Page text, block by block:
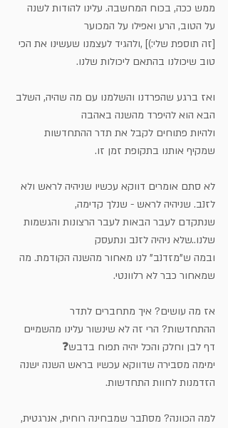
ממש ככה, בכוח המחשבה. עלינו להודות לשנה
על הטוב, הרע ואפילו על המכוער
[זה תוספת שלי:)] ,ולהגיד לעצמנו שעשינו את הכי
טוב שיכולנו בהתאם ליכולות שלנו.
ואז ברגע שהפרדנו והשלמנו עם מה שהיה, השלב
הבא הוא להיפרד מהשנה באהבה
ולהיות פתוחים לקבל את תדר ההתחדשות
שמקיף אותנו בתקופת זמן זו.
לא סתם אומרים דווקא עכשיו שניהיה לראש ולא
לזנב. שניהיה לראש - שנלך קדימה,
שנתקדם לעבר הבאות לעבר הרצונות והגשמות
שלנו..שלא ניהיה לזנב ונתעסק
ובמה ש"מזדנב" לנו מאחור מהשנה הקודמת. מה
שמאחור כבר לא רלוונטי.
אז מה עושים? איך מתחברים לתדר
ההתחדשות? הרי זה לא שינשור עלינו מהשמיים
דף לבן וחלק והכל יהיה תפוח בדבש❓
ימימה מסבירה שדווקא עכשיו בראש השנה ישנה
הזדמנות לחוות התחדשות.
למה הכוונה? מסתבר שמבחינה רוחית, אנרגטית,